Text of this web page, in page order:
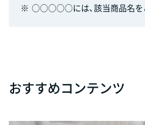
※ ○○○○○には、該当商品名を
おすすめコンテンツ